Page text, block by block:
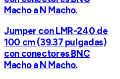
Macho a N Macho.
Jumper con LMR-240 de
100 cm (39.37 pulgadas)
con conectores BNC
Macho a N Macho.